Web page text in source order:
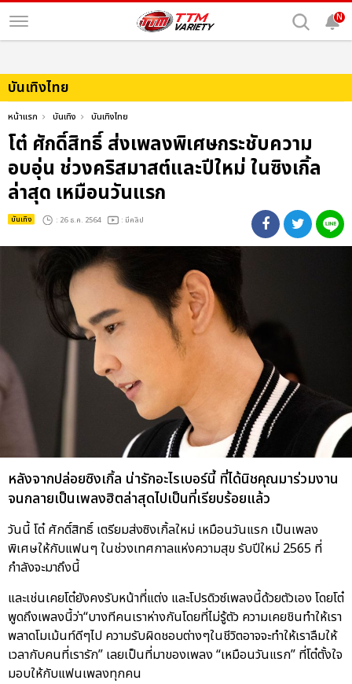
N
บันเทิงไทย
หน้าแรก บันเทิง บันเทิงไทย
โต๋ ศักดิ์สิทธิ์ ส่งเพลงพิเศษกระชับความ
อบอุ่น ช่วงคริสมาสต์และปีใหม่ ในซิงเกิ้ล
ล่าสุด เหมือนวันแรก
บันเทิง : 26 ธ.ค. 2564 : มีคลิป
หลังจากปล่อยซิงเกิ้ล น่ารักอะไรเบอร์นี้ ที่ได้นิชคุณมาร่วมงาน
จนกลายเป็นเพลงฮิตล่าสุดไปเป็นที่เรียบร้อยแล้ว
วันนี้ โต๋ ศักดิ์สิทธิ์ เตรียมส่งซิงเกิ้ลใหม่ เหมือนวันแรก เป็นเพลง
พิเศษให้กับแฟนๆ ในช่วงเทศกาลแห่งความสุข รับปีใหม่ 2565 ที่
กำลังจะมาถึงนี้
และเช่นเคยโต๋ยังคงรับหน้าที่แต่ง และโปรดิวซ์เพลงนี้ด้วยตัวเอง โดยโต๋
พูดถึงเพลงนี้ว่า“บางทีคนเราห่างกันโดยที่ไม่รู้ตัว ความเคยชินทำให้เรา
พลาดโมเม้นท์ดีๆไป ความรับผิดชอบต่างๆในชีวิตอาจจะทำให้เราลืมให้
เวลากับคนที่เรารัก” เลยเป็นที่มาของเพลง “เหมือนวันแรก” ที่โต๋ตั้งใจ
มอบให้กับแฟนเพลงทุกคน